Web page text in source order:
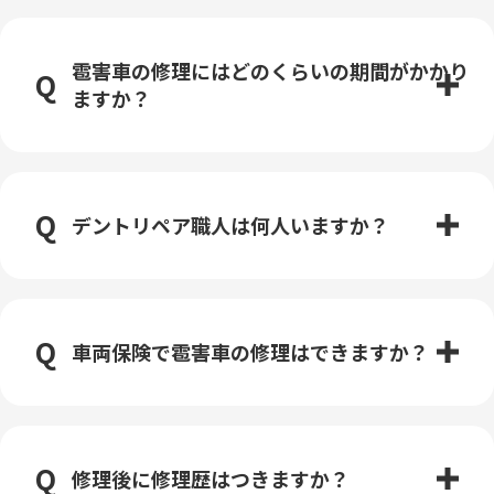
雹害車の修理にはどのくらいの期間がかかり
ますか？
デントリペア職人は何人いますか？
車両保険で雹害車の修理はできますか？
修理後に修理歴はつきますか？